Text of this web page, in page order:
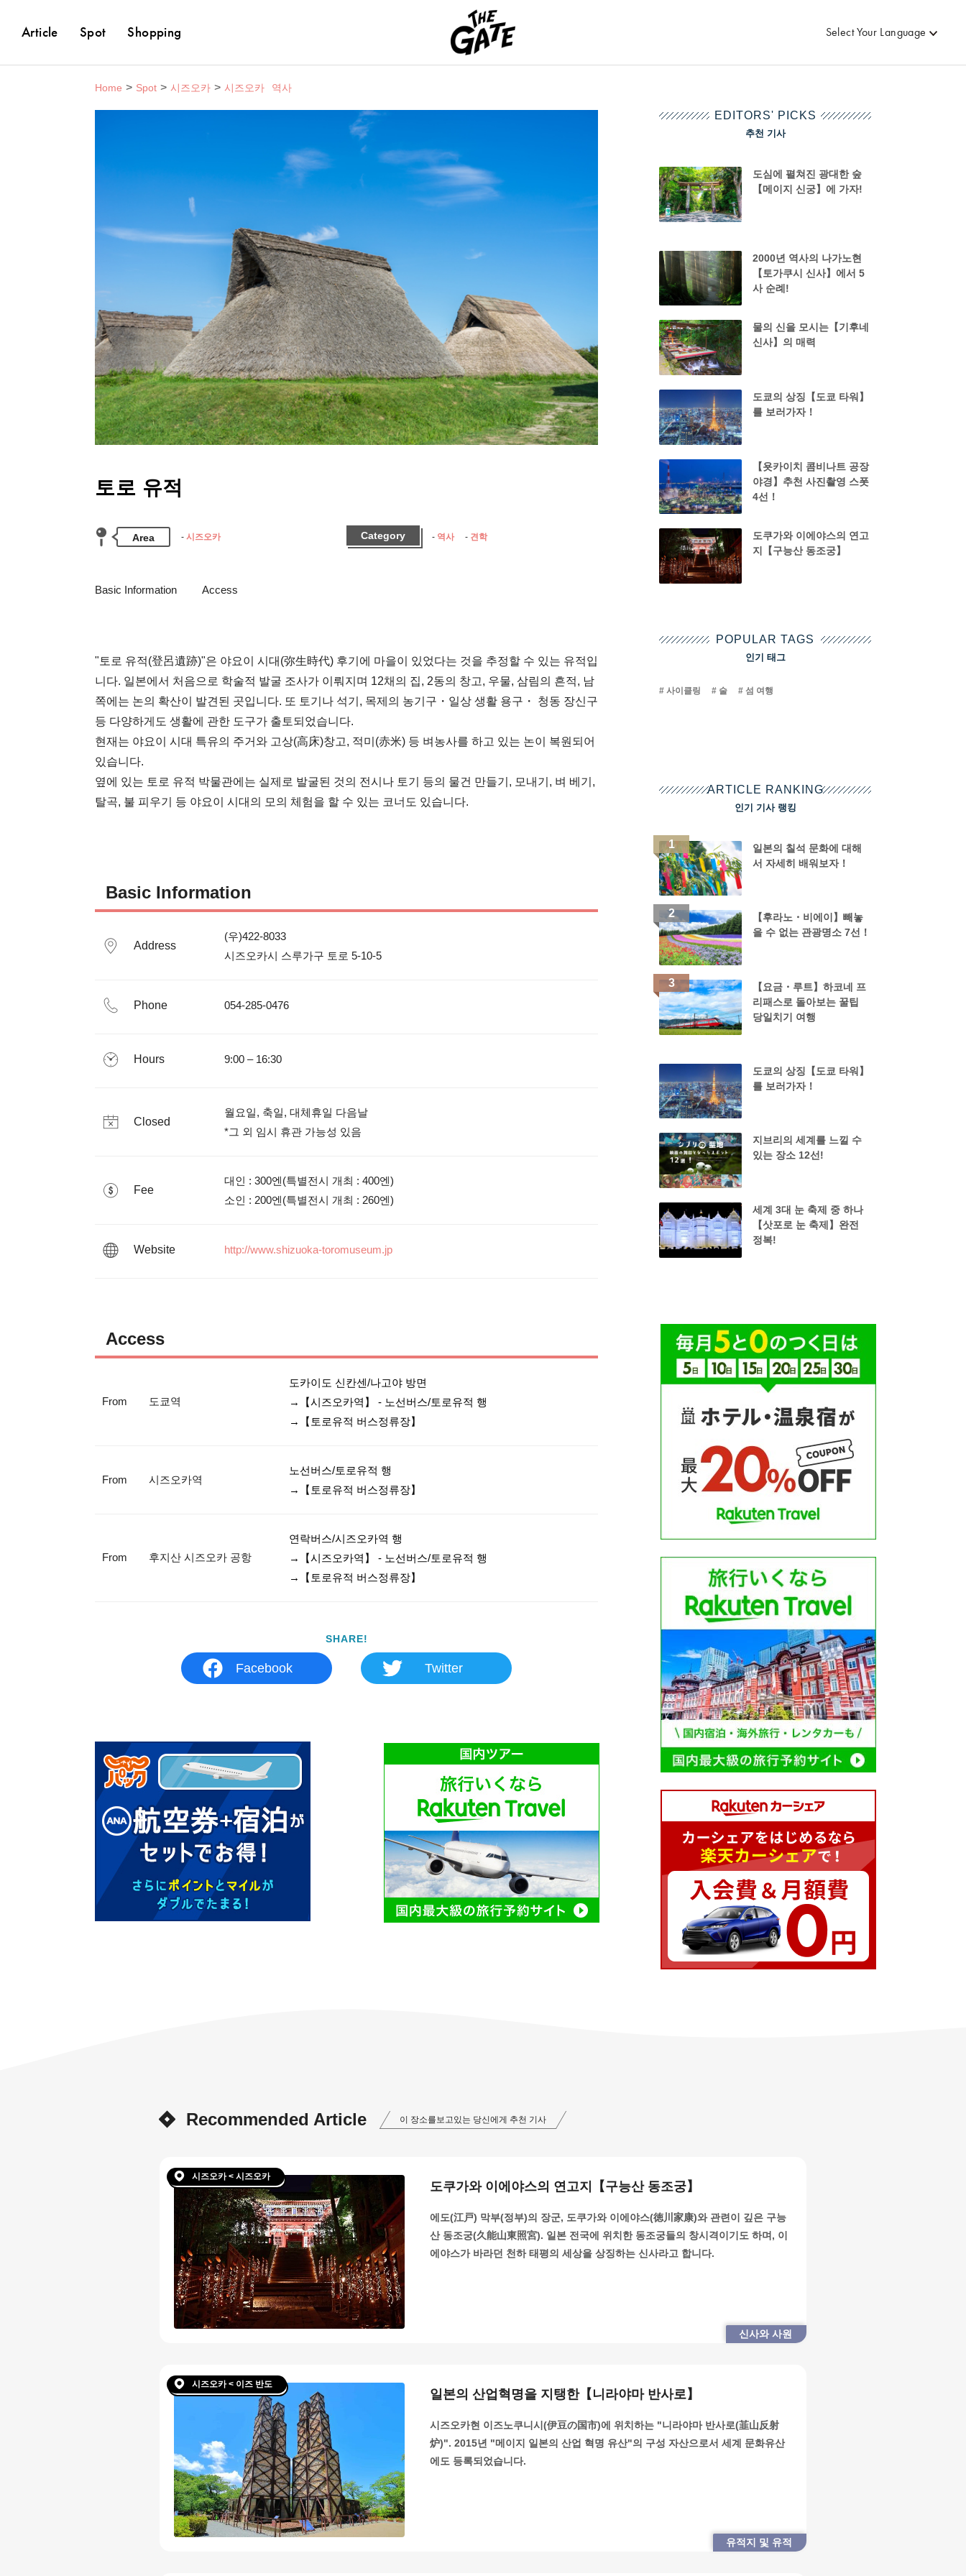
Article Spot Shopping Select Your Language
Home Spot 시즈오카 시즈오카 역사
토로 유적
Area 시즈오카 Category 역사 견학
Basic Information Access
"토로 유적(登呂遺跡)"은 야요이 시대(弥生時代) 후기에 마을이 있었다는 것을 추정할 수 있는 유적입
니다. 일본에서 처음으로 학술적 발굴 조사가 이뤄지며 12채의 집, 2동의 창고, 우물, 삼림의 흔적, 남
쪽에는 논의 확산이 발견된 곳입니다. 또 토기나 석기, 목제의 농기구・일상 생활 용구・ 청동 장신구
등 다양하게도 생활에 관한 도구가 출토되었습니다.
현재는 야요이 시대 특유의 주거와 고상(高床)창고, 적미(赤米) 등 벼농사를 하고 있는 논이 복원되어
있습니다.
옆에 있는 토로 유적 박물관에는 실제로 발굴된 것의 전시나 토기 등의 물건 만들기, 모내기, 벼 베기,
탈곡, 불 피우기 등 야요이 시대의 모의 체험을 할 수 있는 코너도 있습니다.
Basic Information
Address
(우)422-8033
Phone 054-285-0476
Hours 9:00 – 16:30
Closed
월요일, 축일, 대체휴일 다음날
Fee
대인 : 300엔(특별전시 개최 : 400엔)
Website http://www.shizuoka-toromuseum.jp
Access
From 도쿄역
도카이도 신칸센/나고야 방면
→【시즈오카역】 - 노선버스/토로유적 행
From 시즈오카역
노선버스/토로유적 행
From 후지산 시즈오카 공항
연락버스/시즈오카역 행
→【시즈오카역】 - 노선버스/토로유적 행
SHARE!
Facebook Twitter
EDITORS' PICKS
추천 기사
도심에 펼쳐진 광대한 숲
【메이지 신궁】에 가자!
2000년 역사의 나가노현
【토가쿠시 신사】에서 5
사 순례!
물의 신을 모시는【기후네
신사】의 매력
도쿄의 상징【도쿄 타워】
를 보러가자！
【욧카이치 콤비나트 공장
야경】추천 사진촬영 스폿
4선！
도쿠가와 이에야스의 연고
지【구능산 동조궁】
POPULAR TAGS
인기 태그
사이클링 술 섬 여행
ARTICLE RANKING
인기 기사 랭킹
일본의 칠석 문화에 대해
서 자세히 배워보자！
【후라노・비에이】빼놓
을 수 없는 관광명소 7선！
【요금・루트】하코네 프
리패스로 돌아보는 꿀팁
당일치기 여행
도쿄의 상징【도쿄 타워】
를 보러가자！
지브리의 세계를 느낄 수
있는 장소 12선!
세계 3대 눈 축제 중 하나
【삿포로 눈 축제】완전
정복!
Recommended Article 이 장소를보고있는 당신에게 추천 기사
시즈오카 < 시즈오카
도쿠가와 이에야스의 연고지【구능산 동조궁】
에도(江戸) 막부(정부)의 장군, 도쿠가와 이에야스(徳川家康)와 관련이 깊은 구능
산 동조궁(久能山東照宮). 일본 전국에 위치한 동조궁들의 창시격이기도 하며, 이
에야스가 바라던 천하 태평의 세상을 상징하는 신사라고 합니다.
신사와 사원
시즈오카 < 이즈 반도
일본의 산업혁명을 지탱한【니라야마 반사로】
시즈오카현 이즈노쿠니시(伊豆の国市)에 위치하는 "니라야마 반사로(韮山反射
炉)". 2015년 "메이지 일본의 산업 혁명 유산"의 구성 자산으로서 세계 문화유산
에도 등록되었습니다.
유적지 및 유적